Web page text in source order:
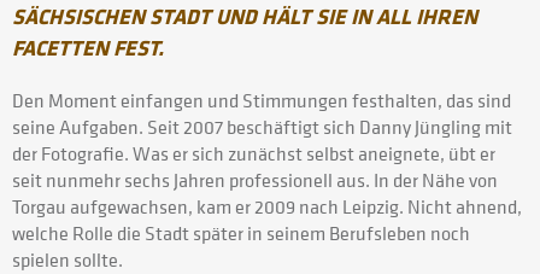
SÄCHSISCHEN STADT UND HÄLT SIE IN ALL IHREN
FACETTEN FEST.
Den Moment einfangen und Stimmungen festhalten, das sind
seine Aufgaben. Seit 2007 beschäftigt sich Danny Jüngling mit
der Fotografie. Was er sich zunächst selbst aneignete, übt er
seit nunmehr sechs Jahren professionell aus. In der Nähe von
Torgau aufgewachsen, kam er 2009 nach Leipzig. Nicht ahnend,
welche Rolle die Stadt später in seinem Berufsleben noch
spielen sollte.